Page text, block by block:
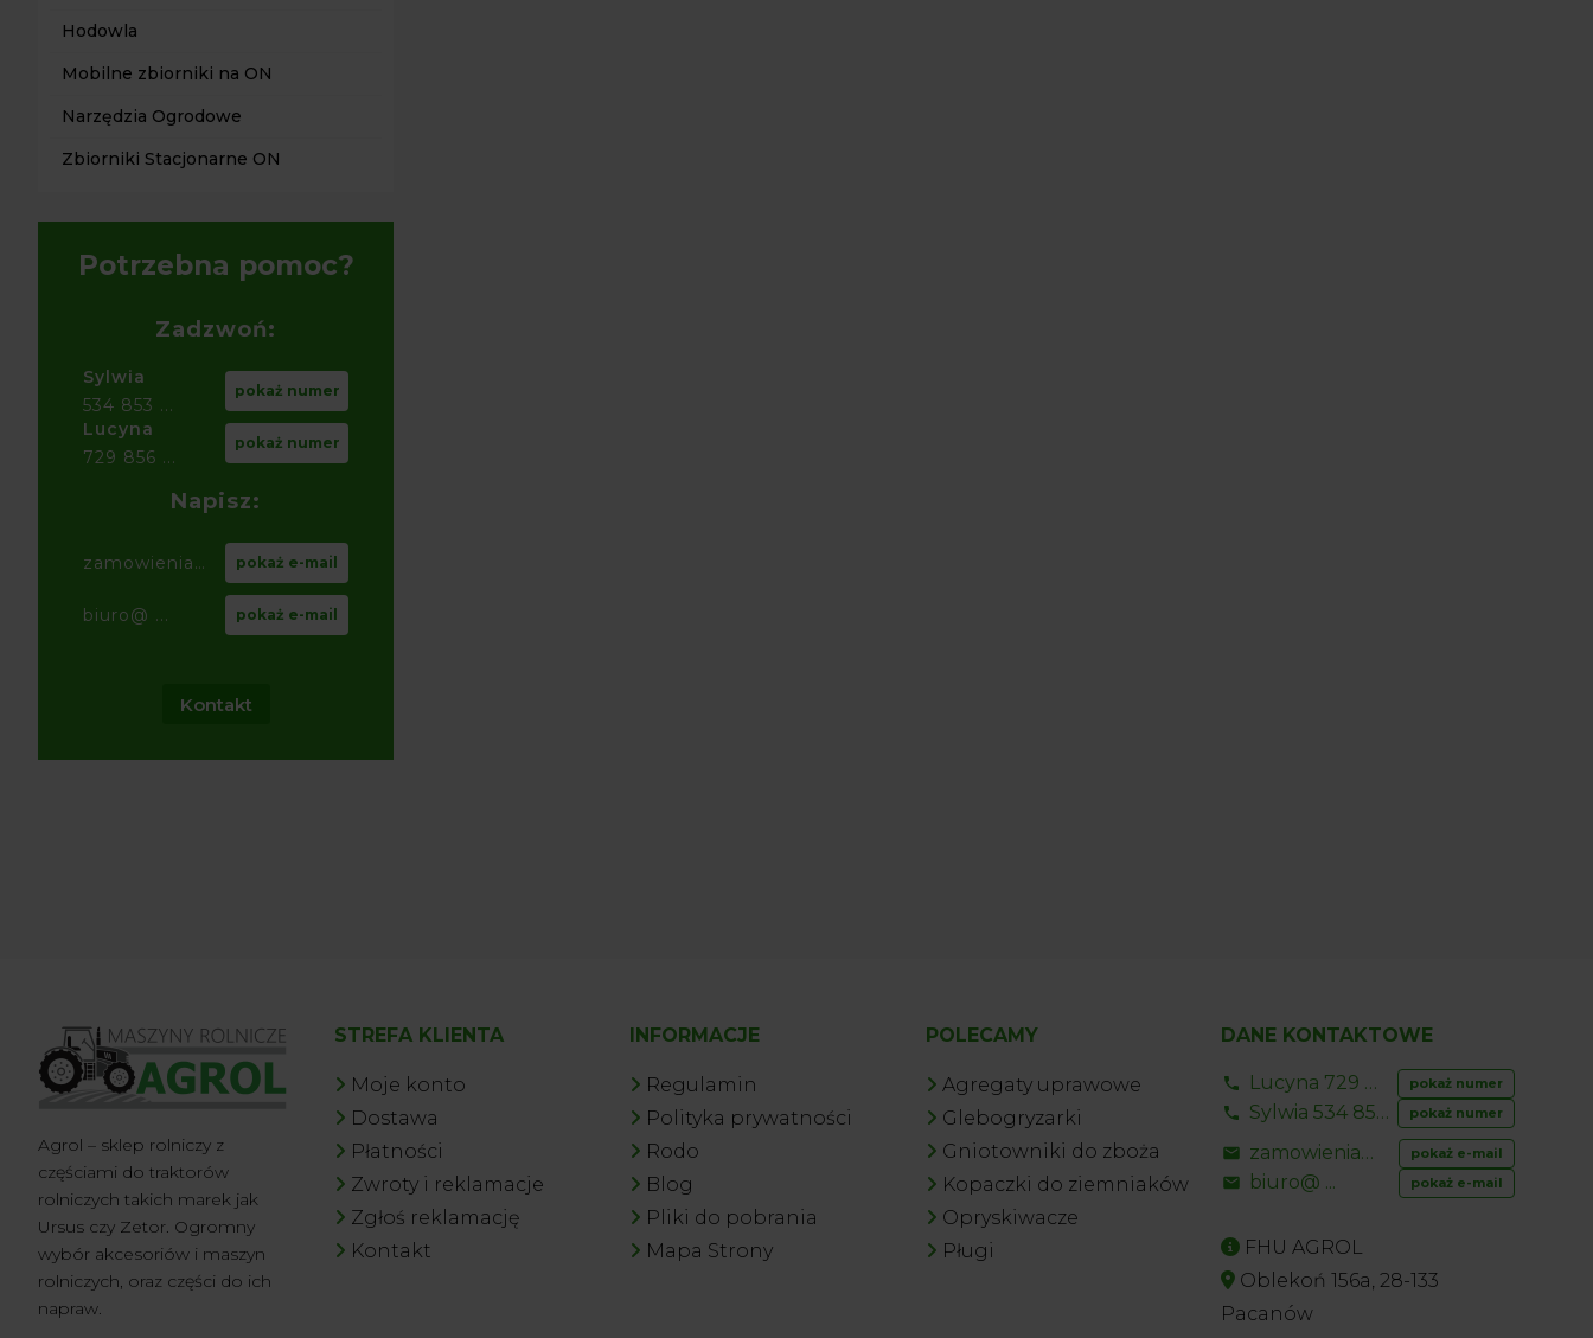
Hodowla
Mobilne zbiorniki na ON
Narzędzia Ogrodowe
Zbiorniki Stacjonarne ON
Potrzebna pomoc?
Zadzwoń:
Sylwia
534 853 ...
pokaż numer
Lucyna
729 856 ...
pokaż numer
Napisz:
zamowienia@ ... pokaż e-mail
biuro@ ... pokaż e-mail
Kontakt
Agrol – sklep rolniczy z
częściami do traktorów
rolniczych takich marek jak
Ursus czy Zetor. Ogromny
wybór akcesoriów i maszyn
rolniczych, oraz części do ich
napraw.
STREFA KLIENTA
Moje konto
Dostawa
Płatności
Zwroty i reklamacje
Zgłoś reklamację
Kontakt
INFORMACJE
Regulamin
Polityka prywatności
Rodo
Blog
Pliki do pobrania
Mapa Strony
POLECAMY
Agregaty uprawowe
Glebogryzarki
Gniotowniki do zboża
Kopaczki do ziemniaków
Opryskiwacze
Pługi
DANE KONTAKTOWE
Lucyna 729 856 ... pokaż numer
Sylwia 534 853 ... pokaż numer
zamowienia@ ... pokaż e-mail
biuro@ ... pokaż e-mail
FHU AGROL
Oblekoń 156a, 28-133
Pacanów